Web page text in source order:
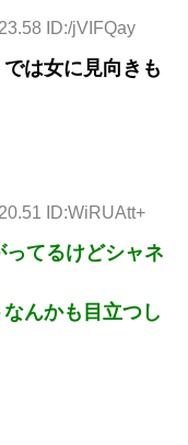
ID:/jVIFQay
は女に見向きも
ID:WiRUAtt+
てるけどシャネ
んかも目立つし